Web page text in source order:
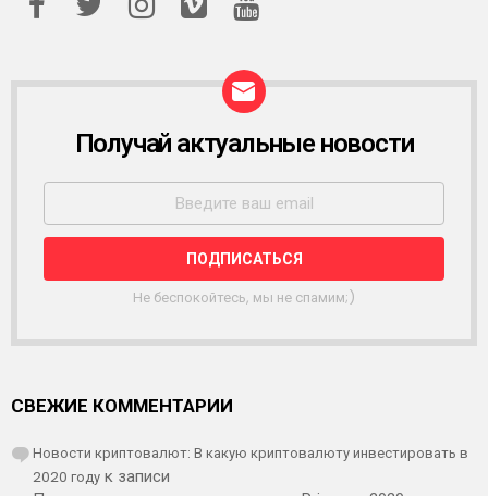
С
Ы
Л
К
Получай актуальные новости
Не беспокойтесь, мы не спамим;)
СВЕЖИЕ КОММЕНТАРИИ
Новости криптовалют: В какую криптовалюту инвестировать в
2020 году к записи